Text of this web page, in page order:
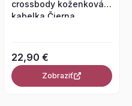
crossbody koženková
kabelka Čierna
22,90 €
Zobraziť